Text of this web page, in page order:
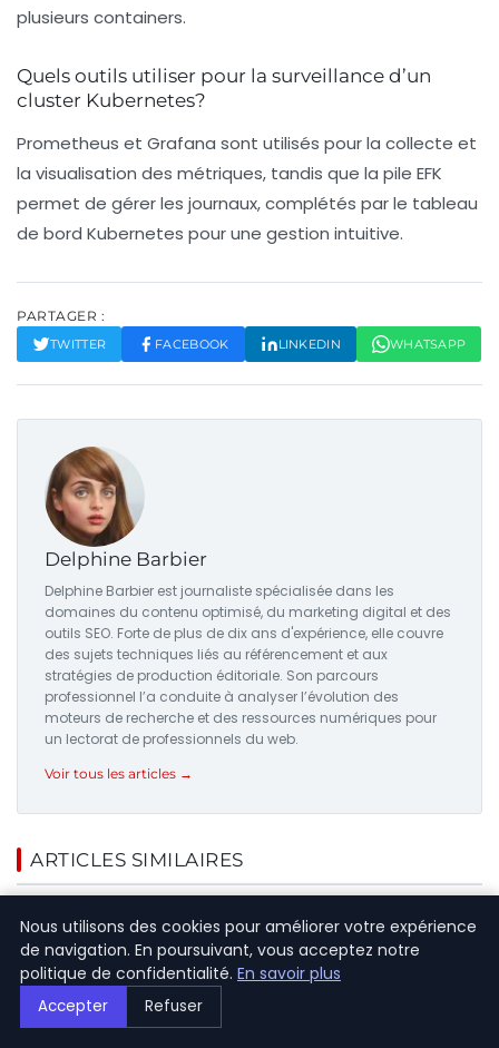
plusieurs containers.
Quels outils utiliser pour la surveillance d’un
cluster Kubernetes?
Prometheus et Grafana sont utilisés pour la collecte et
la visualisation des métriques, tandis que la pile EFK
permet de gérer les journaux, complétés par le tableau
de bord Kubernetes pour une gestion intuitive.
PARTAGER :
TWITTER FACEBOOK LINKEDIN WHATSAPP
Delphine Barbier
Delphine Barbier est journaliste spécialisée dans les
domaines du contenu optimisé, du marketing digital et des
outils SEO. Forte de plus de dix ans d'expérience, elle couvre
des sujets techniques liés au référencement et aux
stratégies de production éditoriale. Son parcours
professionnel l’a conduite à analyser l’évolution des
moteurs de recherche et des ressources numériques pour
un lectorat de professionnels du web.
Voir tous les articles →
ARTICLES SIMILAIRES
Nous utilisons des cookies pour améliorer votre expérience
de navigation. En poursuivant, vous acceptez notre
politique de confidentialité. En savoir plus
Accepter Refuser